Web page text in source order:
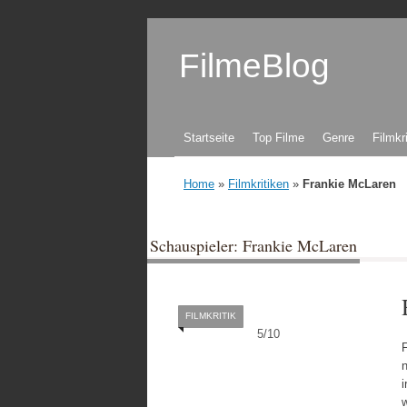
FilmeBlog
Zum Inhalt springen
Startseite Top Filme Genre
Home » Filmkritiken » Frankie McLaren
Schauspieler: Frankie McLaren
5/10
FILMKRITIK